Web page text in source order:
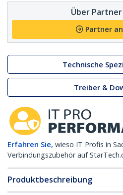
Über
Partner
Technische
Treiber &
Erfahren Sie, wieso IT Profis in
Verbindungszubehör auf
Produktbeschreibung